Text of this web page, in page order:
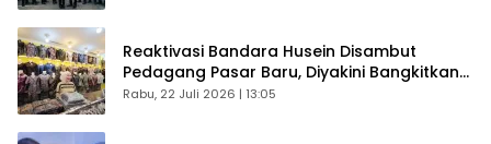
Reaktivasi Bandara Husein Disambut
Pedagang Pasar Baru, Diyakini Bangkitkan
Kembali Ekonomi Bandung
Rabu, 22 Juli 2026 | 13:05